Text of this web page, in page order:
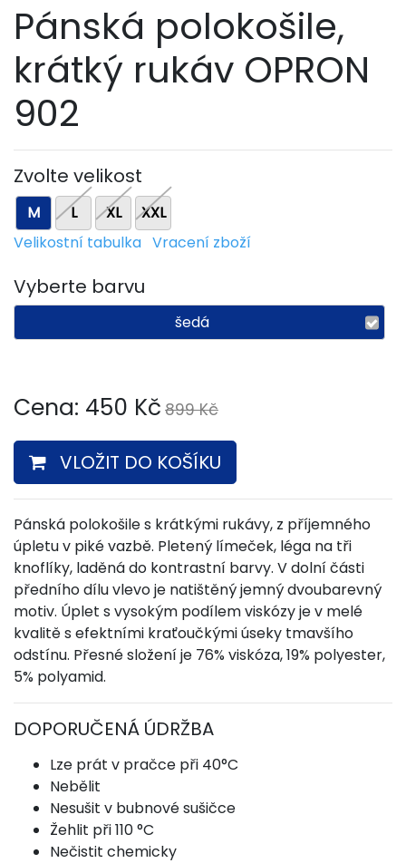
Pánská polokošile,
krátký rukáv OPRON
902
Zvolte velikost
M L XL
XXL
Velikostní tabulka Vracení zboží
Vyberte barvu
šedá
Cena: 450 Kč 899 Kč
VLOŽIT DO KOŠÍKU
Pánská polokošile s krátkými rukávy, z příjemného
úpletu v piké vazbě. Pletený límeček, léga na tři
knoflíky, laděná do kontrastní barvy. V dolní části
předního dílu vlevo je natištěný jemný dvoubarevný
motiv. Úplet s vysokým podílem viskózy je v melé
kvalitě s efektními kraťoučkými úseky tmavšího
odstínu. Přesné složení je 76% viskóza, 19% polyester,
5% polyamid.
DOPORUČENÁ ÚDRŽBA
Lze prát v pračce při 40°C
Nebělit
Nesušit v bubnové sušičce
Žehlit při 110 °C
Nečistit chemicky